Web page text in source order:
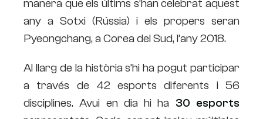
manera que els últims s’han celebrat aquest
any a Sotxi (Rússia) i els propers seran
Pyeongchang, a Corea del Sud, l’any 2018.
Al llarg de la història s’hi ha pogut participar
a través de 42 esports diferents i 56
disciplines. Avui en dia hi ha 30 esports